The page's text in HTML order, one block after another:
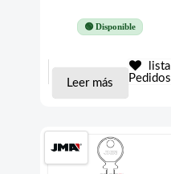
🟢 Disponible
Leer más
lista
Pedidos